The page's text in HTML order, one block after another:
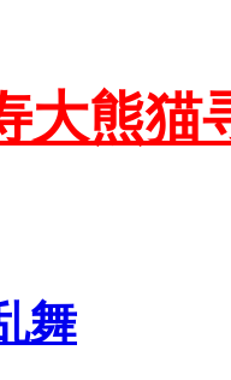
大熊猫
舞